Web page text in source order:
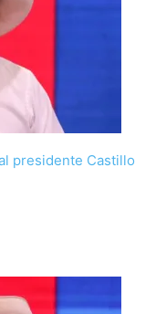
presidente Castillo